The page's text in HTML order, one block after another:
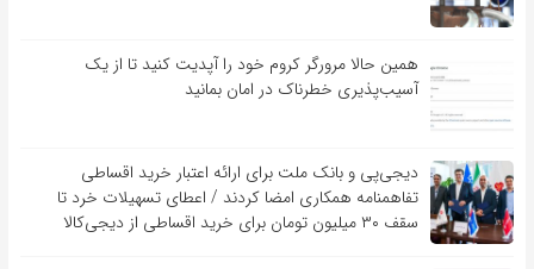
همین حالا مرورگر کروم خود را آپدیت کنید تا از یک
آسیب‌‌‌‌پذیری خطرناک در امان بمانید
دیجی‌پی و بانک ملت برای ارائه اعتبار خرید اقساطی
تفاهم‎نامه همکاری امضا کردند / اعطای تسهیلات خرد تا
سقف ۳۰ میلیون تومان برای خرید اقساطی از دیجی‌کالا